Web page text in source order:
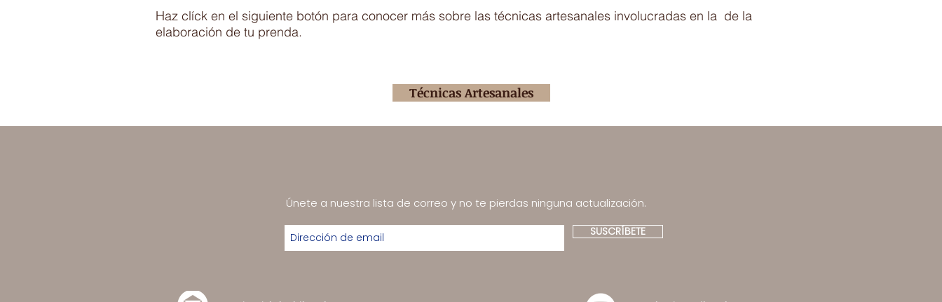
Técnicas Artesanales
Haz clíck en el siguiente botón para conocer más sobre las técnicas artesanales involucradas en la de la
elaboración de tu prenda.
Únete a nuestra lista de correo y no te pierdas ninguna actualización.
SUSCRÍBETE